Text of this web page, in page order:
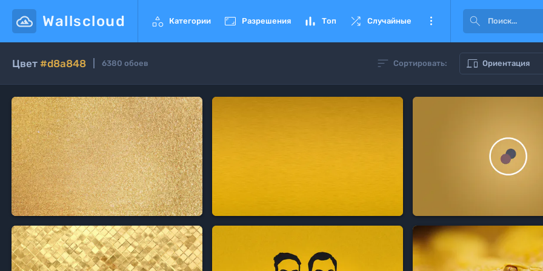
Wallscloud  Категории  Разрешения  Топ  Случайные  
Цвет #d8a848 6380 обоев  Сортировать:  Ориентация
